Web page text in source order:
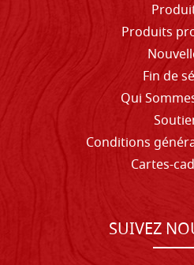
Produits
Fin de
Qui
Conditions
Cartes-
SUIVEZ